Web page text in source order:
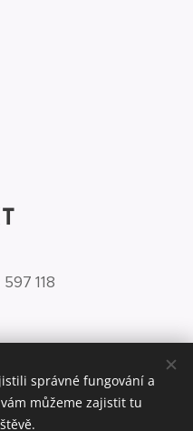
118‬
2026 Cookies
správné fungování a
můžeme zajistit tu